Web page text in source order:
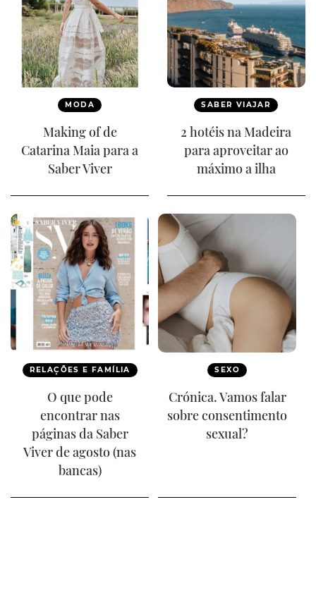
MODA
Making of de
Catarina Maia para a
Saber Viver
SABER VIAJAR
2 hotéis na Madeira
para aproveitar ao
máximo a ilha
RELAÇÕES E FAMÍLIA
O que pode
encontrar nas
páginas da Saber
Viver de agosto (nas
bancas)
SEXO
Crónica. Vamos falar
sobre consentimento
sexual?